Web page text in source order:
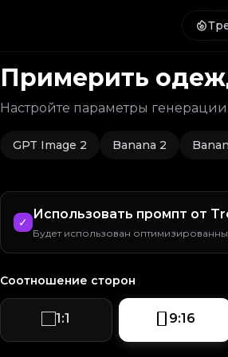
Примерить
Настройте параметры генерации
GPT Image 2 Banana 2
✓
Использовать промпт от
Будет использован
Соотношение сторон
1:1 9:16